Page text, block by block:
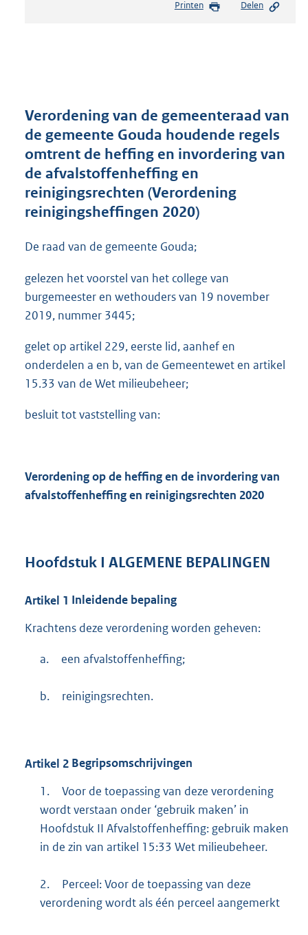
s
r
o
t
t
:
3
5
Printen Delen
Verordening van de gemeenteraad van
de gemeente Gouda houdende regels
omtrent de heffing en invordering van
de afvalstoffenheffing en
reinigingsrechten (Verordening
reinigingsheffingen 2020)
De raad van de gemeente Gouda;
gelezen het voorstel van het college van
burgemeester en wethouders van 19 november
2019, nummer 3445;
gelet op artikel 229, eerste lid, aanhef en
onderdelen a en b, van de Gemeentewet en artikel
15.33 van de Wet milieubeheer;
besluit tot vaststelling van:
Verordening op de heffing en de invordering van
afvalstoffenheffing en reinigingsrechten 2020
Hoofdstuk I ALGEMENE BEPALINGEN
Artikel 1 Inleidende bepaling
Krachtens deze verordening worden geheven:
a. een afvalstoffenheffing;
b. reinigingsrechten.
Artikel 2 Begripsomschrijvingen
1.
Voor de toepassing van deze verordening
wordt verstaan onder ‘gebruik maken’ in
Hoofdstuk II Afvalstoffenheffing: gebruik maken
in de zin van artikel 15:33 Wet milieubeheer.
2.
Perceel: Voor de toepassing van deze
verordening wordt als één perceel aangemerkt